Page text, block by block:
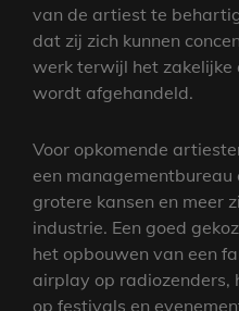
van de artiest te
dat zij zich kunnen
werk terwijl het zakelijke
wordt afgehandeld.
Voor opkomende
een
grotere kansen en meer
industrie. Een goed
het opbouwen van een
airplay op radiozenders,
op festivals en